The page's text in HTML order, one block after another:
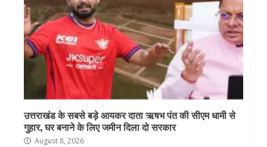
उत्तराखंड के सबसे बड़े आयकर दाता ऋषभ पंत की सीएम धामी से
गुहार, घर बनाने के लिए जमीन दिला दो सरकार
August 8, 2026